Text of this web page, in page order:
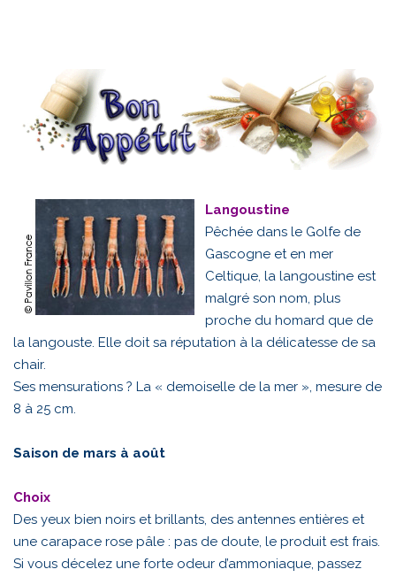
Langoustine
Pêchée dans le Golfe de
Gascogne et en mer
Celtique, la langoustine est
malgré son nom, plus
proche du homard que de
la langouste. Elle doit sa réputation à la délicatesse de sa
chair.
Ses mensurations ? La « demoiselle de la mer », mesure de
8 à 25 cm.
Saison de mars à août
Choix
Des yeux bien noirs et brillants, des antennes entières et
une carapace rose pâle : pas de doute, le produit est frais.
Si vous décelez une forte odeur d’ammoniaque, passez